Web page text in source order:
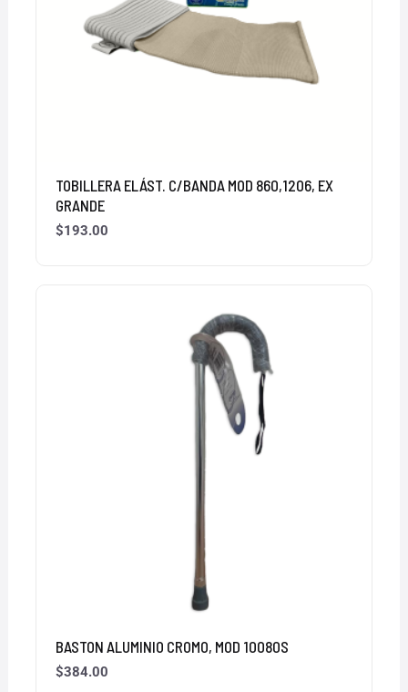
TOBILLERA ELÁST. C/BANDA MOD 860,1206, EX
GRANDE
$193.00
BASTON ALUMINIO CROMO, MOD 10080S
$384.00